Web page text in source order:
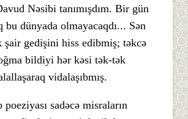
Nəsibi tanımışdım. Bir gün
bu dünyada olmayacaqdı... Sən
şair gedişini hiss edibmiş; təkcə
bildiyi hər kəsi tək-tək
vidalaşıbmış.
sadəcə misraların